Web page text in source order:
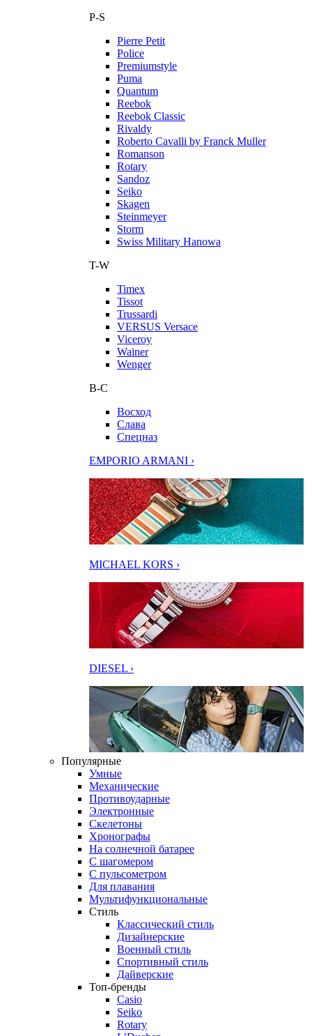
P-S
Pierre Petit
Police
Premiumstyle
Puma
Quantum
Reebok
Reebok Classic
Rivaldy
Roberto Cavalli by Franck Muller
Romanson
Rotary
Sandoz
Seiko
Skagen
Steinmeyer
Storm
Swiss Military Hanowa
T-W
Timex
Tissot
Trussardi
VERSUS Versace
Viceroy
Wainer
Wenger
В-С
Восход
Слава
Спецназ
EMPORIO ARMANI ›
MICHAEL KORS ›
DIESEL ›
Популярные
Умные
Механические
Противоударные
Электронные
Скелетоны
Хронографы
На солнечной батарее
С шагомером
С пульсометром
Для плавания
Мультифункциональные
Стиль
Классический стиль
Дизайнерские
Военный стиль
Спортивный стиль
Дайверские
Топ-бренды
Casio
Seiko
Rotary